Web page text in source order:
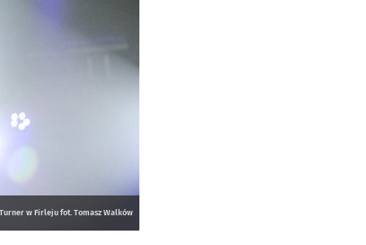
w Firleju fot. Tomasz Walków